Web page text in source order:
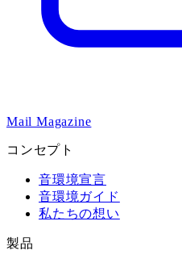
Mail Magazine
コンセプト
音環境宣言
音環境ガイド
私たちの想い
製品